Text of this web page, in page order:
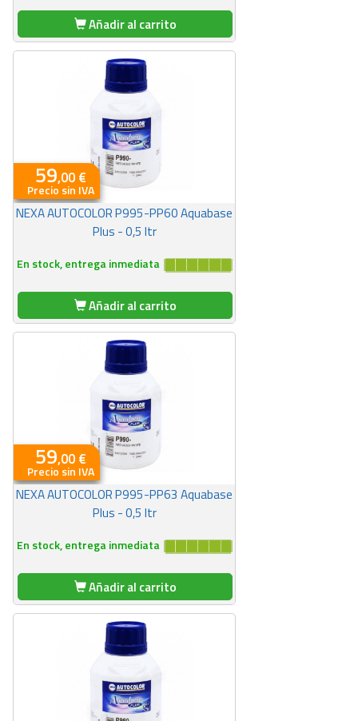
Añadir al carrito
59,00 €
Precio sin IVA
En stock, entrega inmediata
NEXA AUTOCOLOR P995-PP60 Aquabase
Plus - 0,5 ltr
Añadir al carrito
59,00 €
Precio sin IVA
En stock, entrega inmediata
NEXA AUTOCOLOR P995-PP63 Aquabase
Plus - 0,5 ltr
Añadir al carrito